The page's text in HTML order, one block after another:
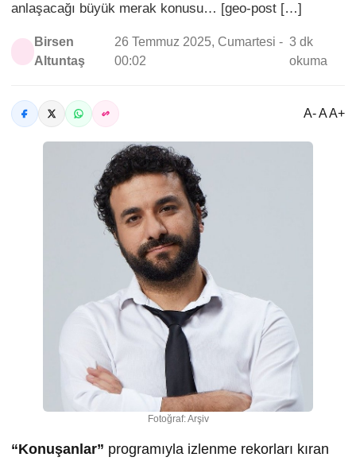
anlaşacağı büyük merak konusu… [geo-post […]
Birsen
Altuntaş
26 Temmuz 2025, Cumartesi -
00:02
3 dk
okuma
A- A A+
Fotoğraf: Arşiv
“Konuşanlar” programıyla izlenme rekorları kıran